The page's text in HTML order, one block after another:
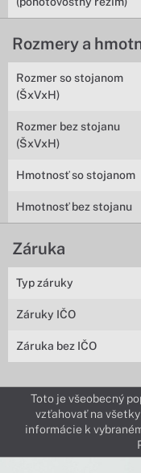
Rozmery a
Rozmer so stojanom
(ŠxVxH)
Rozmer bez stojanu
(ŠxVxH)
Hmotnosť so stojanom
Hmotnosť bez stojanu
Záruka
Typ záruky
Záruky IČO
Záruka bez IČO
Toto je všeobecný
vzťahovať na
informácie k